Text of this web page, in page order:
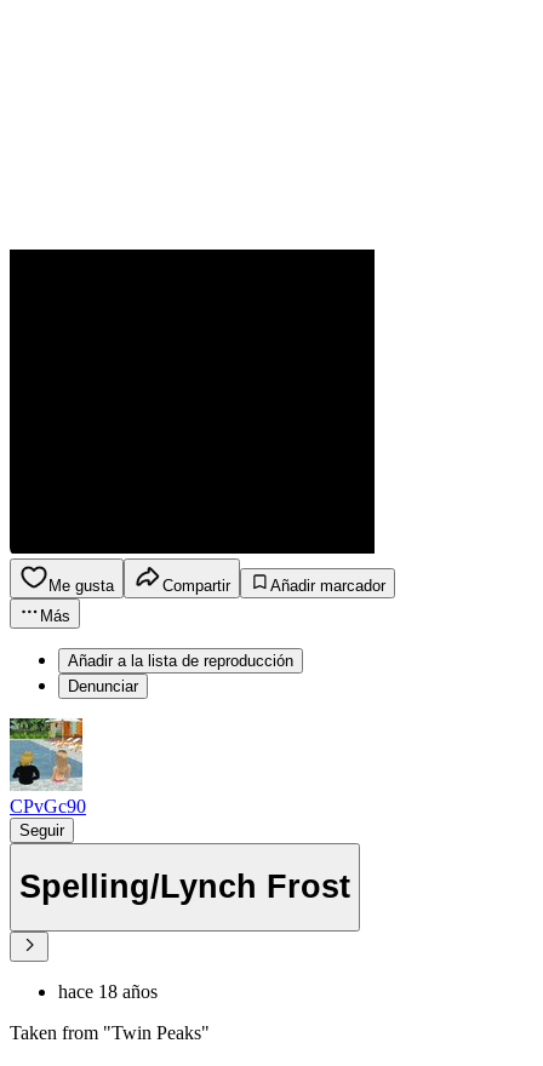
Me gusta Compartir
Añadir marcador
Más
Añadir a la lista de reproducción
Denunciar
CPvGc90
Seguir
Spelling/Lynch Frost
hace 18 años
Taken from "Twin Peaks"